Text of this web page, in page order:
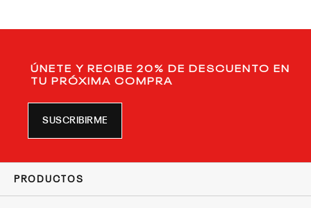
ÚNETE Y RECIBE 20% DE DESCUENTO EN
TU PRÓXIMA COMPRA
SUSCRIBIRME
PRODUCTOS